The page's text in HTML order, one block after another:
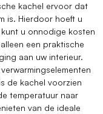
kachel ervoor dat
is. Hierdoor hoeft u
u onnodige kosten
een praktische
aan uw interieur.
de kachel voorzien
temperatuur naar
van de ideale